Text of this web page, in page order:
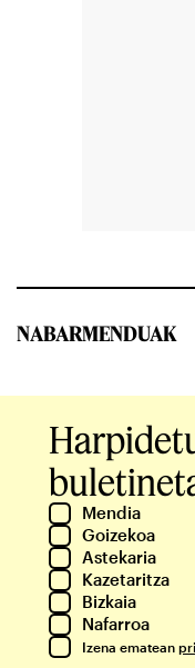
NABARMENDUAK
Mendia
Goizekoa
Astekaria
Kazetaritza
Bizkaia
Nafarroa
Izena ematean